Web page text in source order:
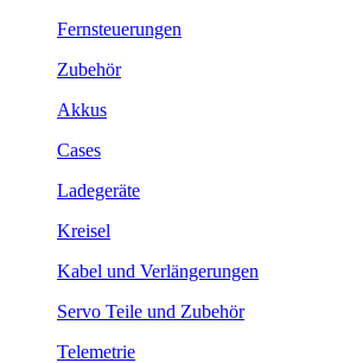
Fernsteuerungen
Zubehör
Akkus
Cases
Ladegeräte
Kreisel
Kabel und Verlängerungen
Servo Teile und Zubehör
Telemetrie